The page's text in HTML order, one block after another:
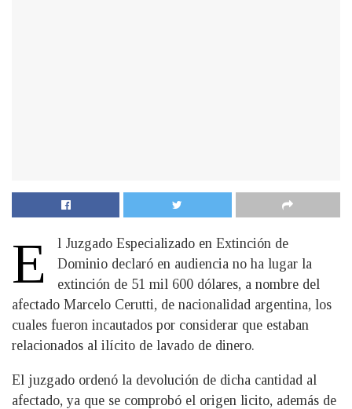
E
l Juzgado Especializado en Extinción de
Dominio declaró en audiencia no ha lugar la
extinción de 51 mil 600 dólares, a nombre del
afectado Marcelo Cerutti, de nacionalidad argentina, los
cuales fueron incautados por considerar que estaban
relacionados al ilícito de lavado de dinero.
El juzgado ordenó la devolución de dicha cantidad al
afectado, ya que se comprobó el origen licito, además de